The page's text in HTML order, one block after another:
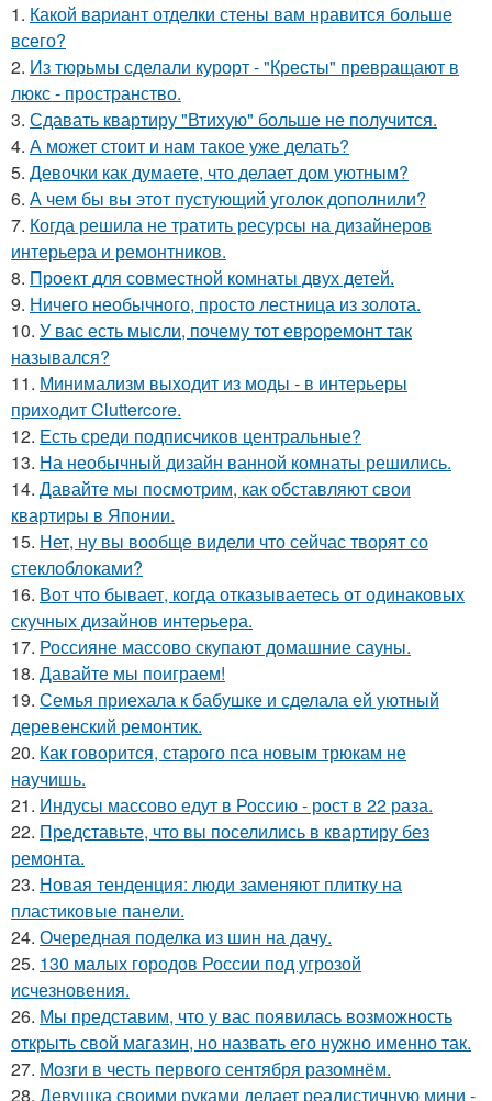
1. Какой вариант отделки стены вам нравится больше
всего?
2. Из тюрьмы сделали курорт - "Кресты" превращают в
люкс - пространство.
3. Сдавать квартиру "Втихую" больше не получится.
4. А может стоит и нам такое уже делать?
5. Девочки как думаете, что делает дом уютным?
6. А чем бы вы этот пустующий уголок дополнили?
7. Когда решила не тратить ресурсы на дизайнеров
интерьера и ремонтников.
8. Проект для совместной комнаты двух детей.
9. Ничего необычного, просто лестница из золота.
10. У вас есть мысли, почему тот евроремонт так
назывался?
11. Минимализм выходит из моды - в интерьеры
приходит Cluttercore.
12. Есть среди подписчиков центральные?
13. На необычный дизайн ванной комнаты решились.
14. Давайте мы посмотрим, как обставляют свои
квартиры в Японии.
15. Нет, ну вы вообще видели что сейчас творят со
стеклоблоками?
16. Вот что бывает, когда отказываетесь от одинаковых
скучных дизайнов интерьера.
17. Россияне массово скупают домашние сауны.
18. Давайте мы поиграем!
19. Семья приехала к бабушке и сделала ей уютный
деревенский ремонтик.
20. Как говорится, старого пса новым трюкам не
научишь.
21. Индусы массово едут в Россию - рост в 22 раза.
22. Представьте, что вы поселились в квартиру без
ремонта.
23. Новая тенденция: люди заменяют плитку на
пластиковые панели.
24. Очередная поделка из шин на дачу.
25. 130 малых городов России под угрозой
исчезновения.
26. Мы представим, что у вас появилась возможность
открыть свой магазин, но назвать его нужно именно так.
27. Мозги в честь первого сентября разомнём.
28. Девушка своими руками делает реалистичную мини -